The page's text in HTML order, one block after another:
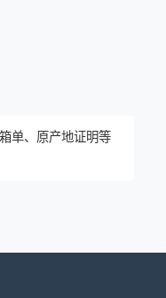
单、原产地证明等